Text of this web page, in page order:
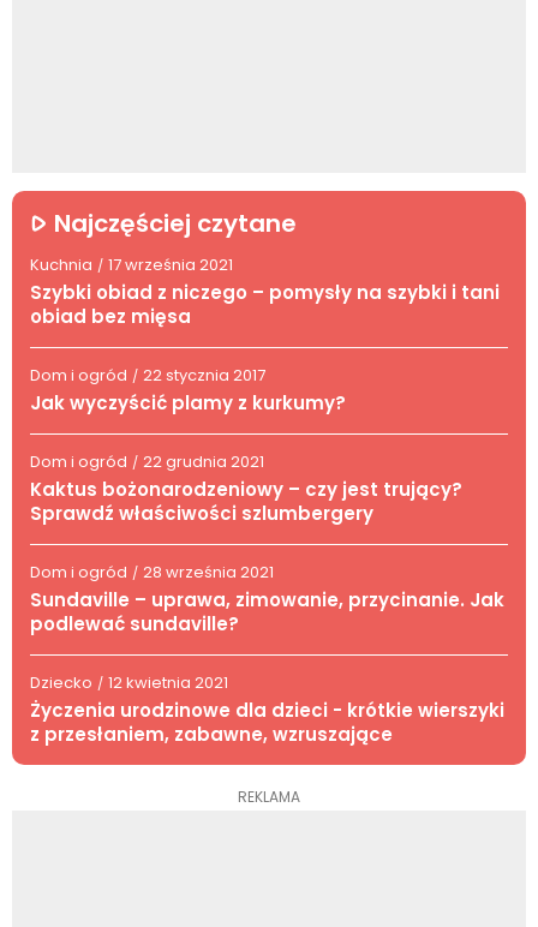
Najczęściej czytane
Kuchnia / 17 września 2021
Szybki obiad z niczego – pomysły na szybki i tani
obiad bez mięsa
Dom i ogród / 22 stycznia 2017
Jak wyczyścić plamy z kurkumy?
Dom i ogród / 22 grudnia 2021
Kaktus bożonarodzeniowy – czy jest trujący?
Sprawdź właściwości szlumbergery
Dom i ogród / 28 września 2021
Sundaville – uprawa, zimowanie, przycinanie. Jak
podlewać sundaville?
Dziecko / 12 kwietnia 2021
Życzenia urodzinowe dla dzieci - krótkie wierszyki
z przesłaniem, zabawne, wzruszające
REKLAMA